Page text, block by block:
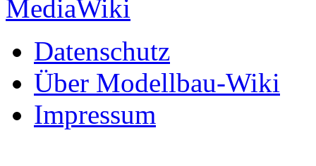
Datenschutz
Über Modellbau-Wiki
Impressum